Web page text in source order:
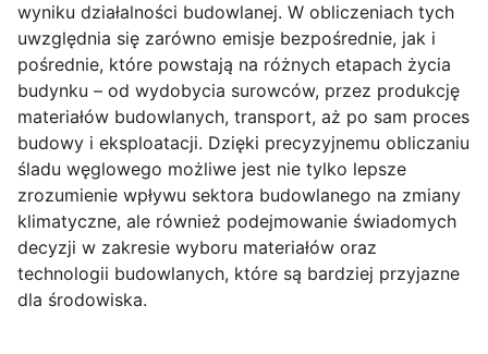
wyniku działalności budowlanej. W obliczeniach tych
uwzględnia się zarówno emisje bezpośrednie, jak i
pośrednie, które powstają na różnych etapach życia
budynku – od wydobycia surowców, przez produkcję
materiałów budowlanych, transport, aż po sam proces
budowy i eksploatacji. Dzięki precyzyjnemu obliczaniu
śladu węglowego możliwe jest nie tylko lepsze
zrozumienie wpływu sektora budowlanego na zmiany
klimatyczne, ale również podejmowanie świadomych
decyzji w zakresie wyboru materiałów oraz
technologii budowlanych, które są bardziej przyjazne
dla środowiska.